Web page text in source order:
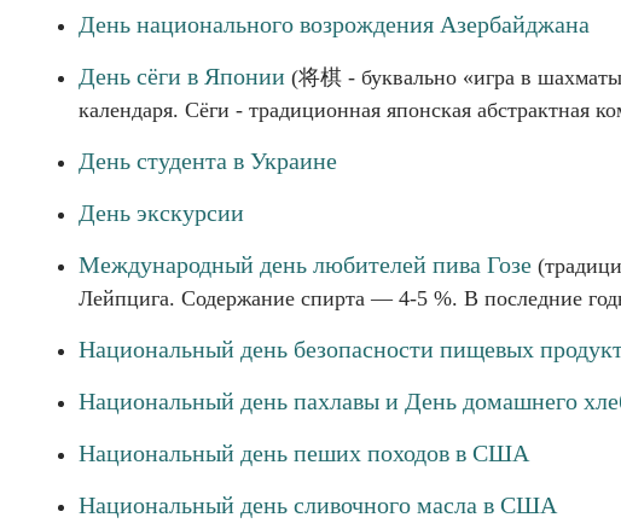
День национального возрождения Азербайджана
День сёги в Японии (将棋 - буквально «игра в
календаря. Сёги - традиционная японская абстрактная
День студента в Украине
День экскурсии
Международный день любителей пива Гозе
Лейпцига. Содержание спирта — 4-5 %. В последние
Национальный день безопасности пищевых
Национальный день пахлавы и День домашнего
Национальный день пеших походов в США
Национальный день сливочного масла в США